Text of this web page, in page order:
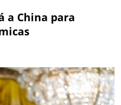
a China para